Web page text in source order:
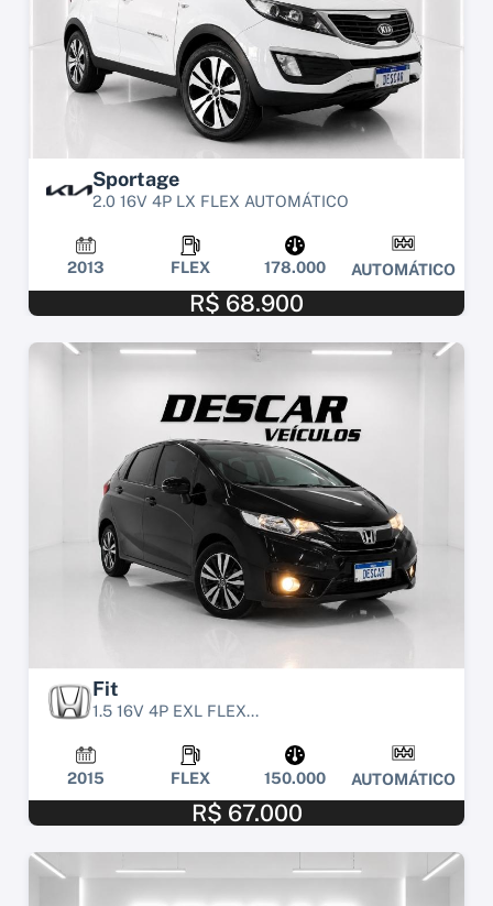
Sportage
2.0 16V 4P LX FLEX AUTOMÁTICO
2013 FLEX 178.000 AUTOMÁTICO
R$ 68.900
Fit
1.5 16V 4P EXL FLEX...
2015 FLEX 150.000 AUTOMÁTICO
R$ 67.000